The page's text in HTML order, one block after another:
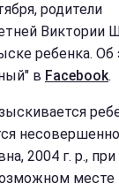
родители
Виктории
ребенка.
в Facebook.
2004 г. р.,
месте